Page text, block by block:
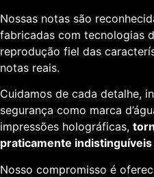
Nossas notas são
fabricadas com tecnologias
reprodução fiel das
notas reais.
Cuidamos de cada detalhe,
segurança como marca
impressões holográficas,
praticamente
Nosso compromisso é